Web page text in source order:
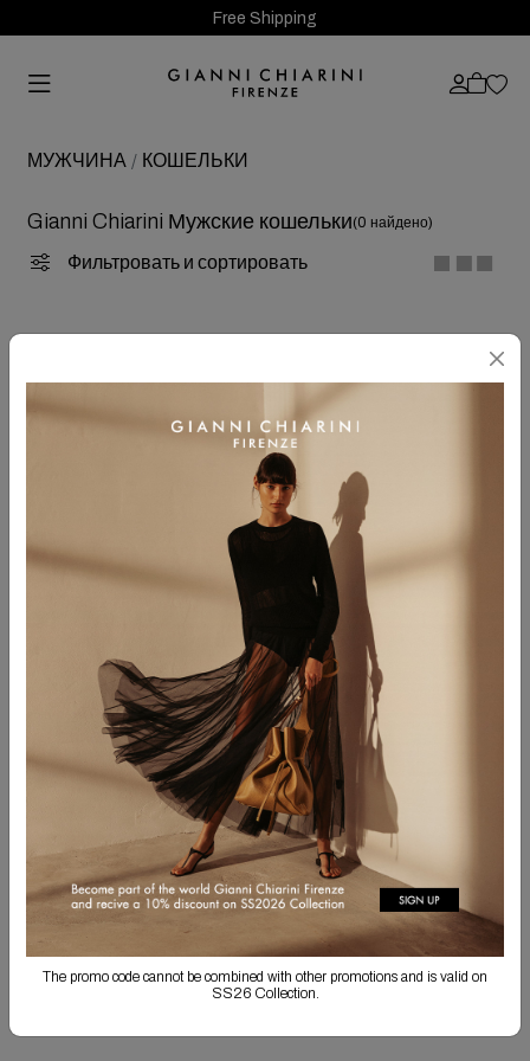
Free Shipping
МУЖЧИНА КОШЕЛЬКИ
Gianni Chiarini Мужские кошельки(0 найдено)
Фильтровать и сортировать
Извините
... в данный момент выбранных статей нет!<\n
Если вы выполняли поиск на сайте, попробуйте
воспользоваться следующими советами и выполните поиск
заново:<\n
Убедитесь, что все слова написаны правильно
Попробуйте использовать другие слова
Попробуйте использовать более общие слова
ПОДПИШИТЕСЬ НА РАССЫЛКУ
Подпишитесь на рассылку, чтобы получать информацию о
коллекциях и эксклюзивные новости.
ПОДПИСАТЬСЯ
Отправляя эту форму, я подтверждаю, что ознакомился с
конфиденциальностив отношении обработки моих данных, и даю согласие на их
обработку в указанных целях.
The promo code cannot be combined with other promotions and is valid on
SS26 Collection.